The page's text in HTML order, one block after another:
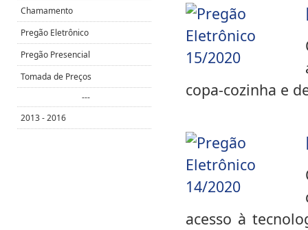
copa-cozinha e
acesso à
Chamamento
Pregão Eletrônico
Pregão Presencial
Tomada de Preços
---
2013 - 2016